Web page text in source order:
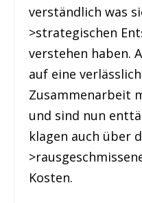
verständlich was
>strategischen
verstehen haben.
auf eine
Zusammenarbeit
und sind nun
klagen auch über
Kosten.